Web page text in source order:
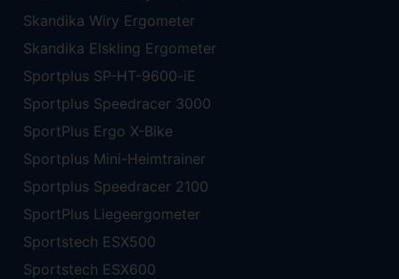
Skandika Wiry Ergometer
Skandika Elskling Ergometer
Sportplus SP-HT-9600-iE
Sportplus Speedracer 3000
SportPlus Ergo X-Bike
Sportplus Mini-Heimtrainer
Sportplus Speedracer 2100
SportPlus Liegeergometer
Sportstech ESX500
Sportstech ESX600